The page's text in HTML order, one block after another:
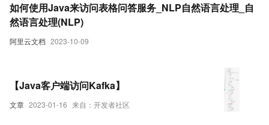
阿里云文档 2023-10-09
如何使用Java来访问表格问答服务_NLP自然语言处理_自
然语言处理(NLP)
文章 2023-01-16 来自：开发者社区
【Java客户端访问Kafka】